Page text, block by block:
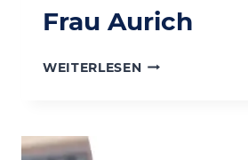
Frau Aurich
WEITERLESENFRAU